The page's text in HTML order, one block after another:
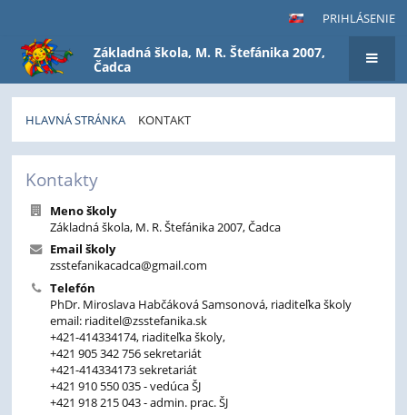
PRIHLÁSENIE
Základná škola, M. R. Štefánika 2007,
Čadca
HLAVNÁ STRÁNKA KONTAKT
Kontakt
Kontakty
Meno školy
Základná škola, M. R. Štefánika 2007, Čadca
Email školy
zsstefanikacadca@gmail.com
Telefón
PhDr. Miroslava Habčáková Samsonová, riaditeľka školy
email: riaditel@zsstefanika.sk
+421-414334174, riaditeľka školy,
+421 905 342 756 sekretariát
+421-414334173 sekretariát
+421 910 550 035 - vedúca ŠJ
+421 918 215 043 - admin. prac. ŠJ